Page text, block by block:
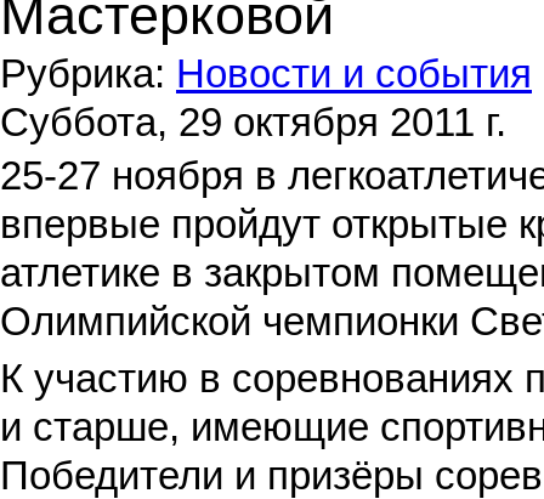
Мастерковой
Рубрика: Новости и события
Суббота, 29 октября 2011 г.
25-27 ноября в
впервые пройдут открытые
атлетике в закрытом
Олимпийской чемпионки
К участию в соревнованиях
и старше, имеющие
Победители и призёры